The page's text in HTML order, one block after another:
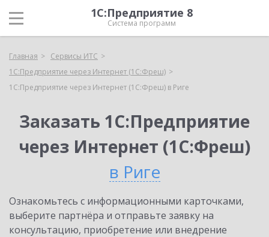
1С:Предприятие 8
Система программ
Главная
Сервисы ИТС
1С:Предприятие через Интернет (1С:Фреш)
1С:Предприятие через Интернет (1С:Фреш) в Риге
Заказать 1С:Предприятие
через Интернет (1С:Фреш)
в Риге
Ознакомьтесь с информационными карточками,
выберите партнёра и отправьте заявку на
консультацию, приобретение или внедрение